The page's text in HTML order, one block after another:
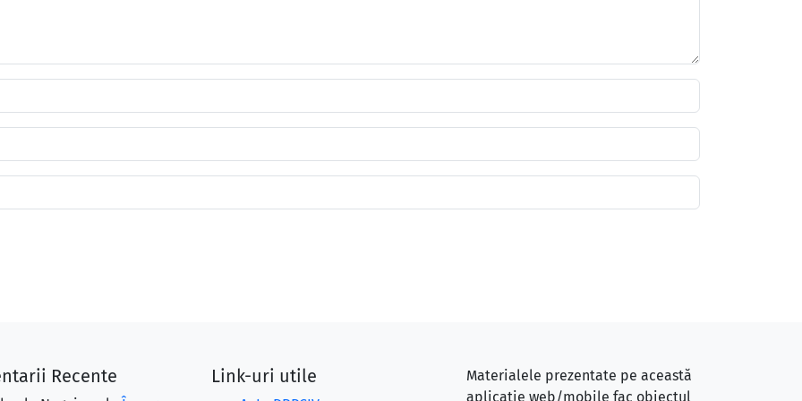
Recente Link-uri utile
Materialele prezentate pe această
aplicație web/mobile fac obiectul